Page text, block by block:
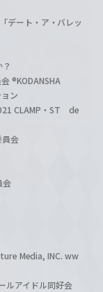
デート・ア・バレッ
®KODANSHA
ン
CLAMP・ST de
会
会
Media, INC. ww
ルアイドル同好会